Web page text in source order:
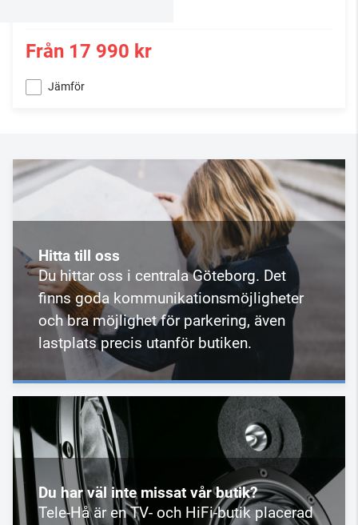
Från 17 990 kr
Jämför
Hitta till oss
Du hittar oss i centrala Göteborg. Det
finns goda kommunikationsmöjligheter
och bra möjlighet för parkering, även
lastplats precis utanför butiken.
Du har väl inte missat vår butik?
Tele-Hå är en TV- och HiFi-butik placerad